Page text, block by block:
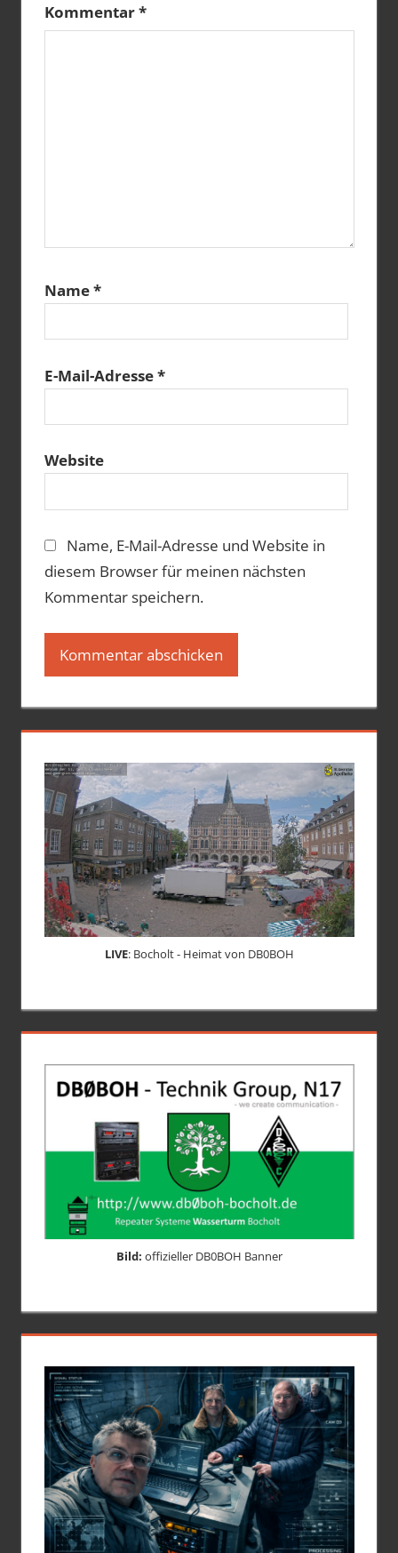
Kommentar*
Name*
E-Mail-Adresse*
Website
Name, E-Mail-Adresse und Website in
diesem Browser für meinen nächsten
Kommentar speichern.
LIVE: Bocholt - Heimat von DB0BOH
Bild: offizieller DB0BOH Banner